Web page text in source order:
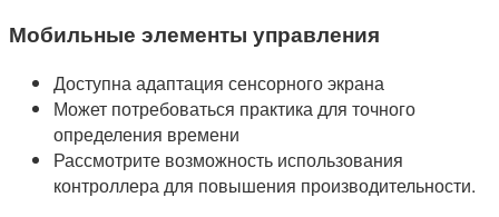
Мобильные элементы управления
Доступна адаптация сенсорного экрана
Может потребоваться практика для точного
определения времени
Рассмотрите возможность использования
контроллера для повышения производительности.